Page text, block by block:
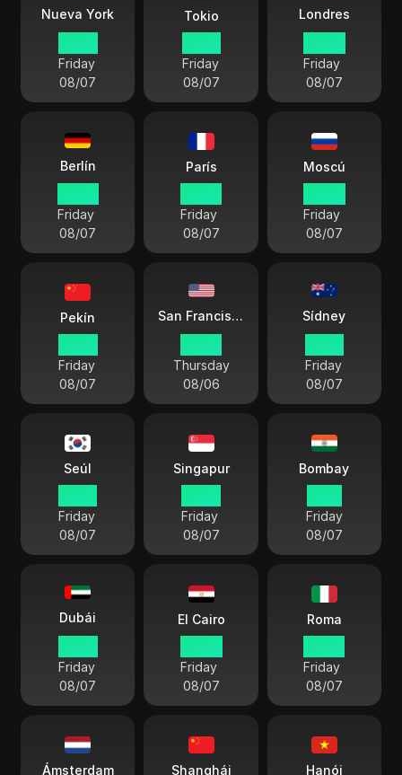
Nueva York
Friday
08/07
Tokio
Friday
08/07
Londres
Friday
08/07
Berlín
Friday
08/07
París
Friday
08/07
Moscú
Friday
08/07
Pekín
Friday
08/07
San Francisco
Thursday
08/06
Sídney
Friday
08/07
Seúl
Friday
08/07
Singapur
Friday
08/07
Bombay
Friday
08/07
Dubái
Friday
08/07
El Cairo
Friday
08/07
Roma
Friday
08/07
Ámsterdam Shanghái Hanói